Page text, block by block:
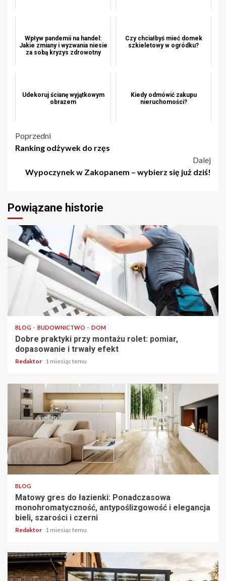
Wpływ pandemii na handel:
Jakie zmiany i wyzwania niesie
za sobą kryzys zdrowotny
Czy chciałbyś mieć domek
szkieletowy w ogródku?
Udekoruj ścianę wyjątkowym
obrazem
Kiedy odmówić zakupu
nieruchomości?
Nawigacja
Poprzedni
Ranking odżywek do rzęs
Dalej
Wypoczynek w Zakopanem – wybierz się już dziś!
Powiązane historie
4 min odczytu
BLOG BUDOWNICTWO DOM
Dobre praktyki przy montażu rolet: pomiar,
dopasowanie i trwały efekt
Redaktor 1 miesiąc temu
4 min odczytu
BLOG
Matowy gres do łazienki: Ponadczasowa
monohromatyczność, antypoślizgowość i elegancja
bieli, szarości i czerni
Redaktor 1 miesiąc temu